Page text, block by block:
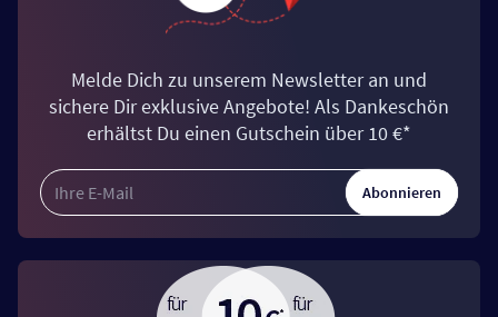
Melde Dich zu unserem Newsletter an und
sichere Dir exklusive Angebote! Als Dankeschön
erhältst Du einen Gutschein über 10 €*
Abonnieren